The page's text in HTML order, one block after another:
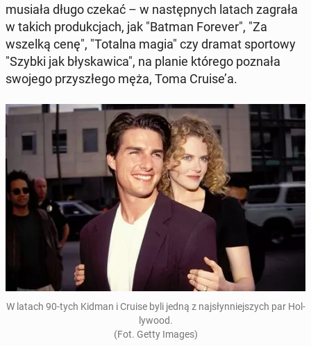
musiała długo czekać – w na­stęp­nych latach zagrała
w takich pro­duk­cjach, jak "Batman Forever", "Za
wszelką cenę", "Totalna magia" czy dramat spor­to­wy
"Szybki jak bły­ska­wi­ca", na planie którego poznała
swojego przy­szłe­go męża, Toma Cruise’a.
W latach 90-tych Kidman i Cruise byli jedną z naj­słyn­niej­szych par Hol­
ly­wo­od.
(Fot. Getty Images)